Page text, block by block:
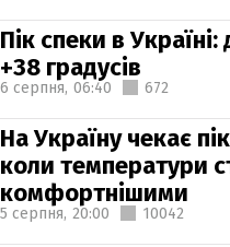
Пік спеки в
+38 градусів
6 серпня, 06:40 672
На Україну чекає
коли температури
комфортнішими
5 серпня, 20:00 10042